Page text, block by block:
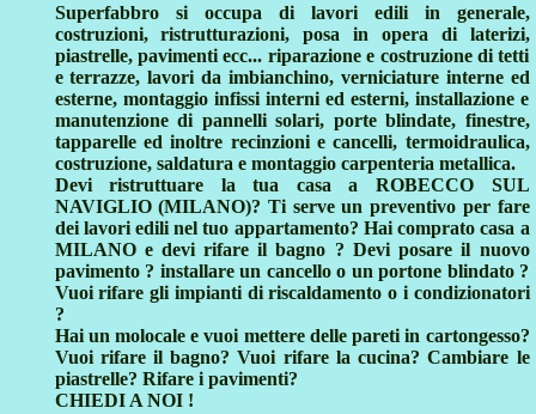
Superfabbro si occupa di lavori edili in generale,
costruzioni, ristrutturazioni, posa in opera di laterizi,
piastrelle, pavimenti ecc... riparazione e costruzione di tetti
e terrazze, lavori da imbianchino, verniciature interne ed
esterne, montaggio infissi interni ed esterni, installazione e
manutenzione di pannelli solari, porte blindate, finestre,
tapparelle ed inoltre recinzioni e cancelli, termoidraulica,
costruzione, saldatura e montaggio carpenteria metallica.
Devi ristruttuare la tua casa a ROBECCO SUL
NAVIGLIO (MILANO)? Ti serve un preventivo per fare
dei lavori edili nel tuo appartamento? Hai comprato casa a
MILANO e devi rifare il bagno ? Devi posare il nuovo
pavimento ? installare un cancello o un portone blindato ?
Vuoi rifare gli impianti di riscaldamento o i condizionatori
?
Hai un molocale e vuoi mettere delle pareti in cartongesso?
Vuoi rifare il bagno? Vuoi rifare la cucina? Cambiare le
piastrelle? Rifare i pavimenti?
CHIEDI A NOI !